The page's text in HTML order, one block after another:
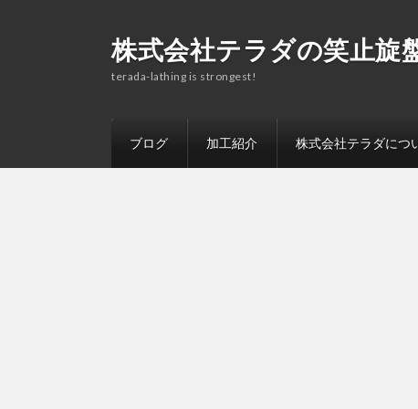
株式会社テラダの笑止
terada-lathing is strongest!
ブログ 加工紹介 株式会社テラダにつ